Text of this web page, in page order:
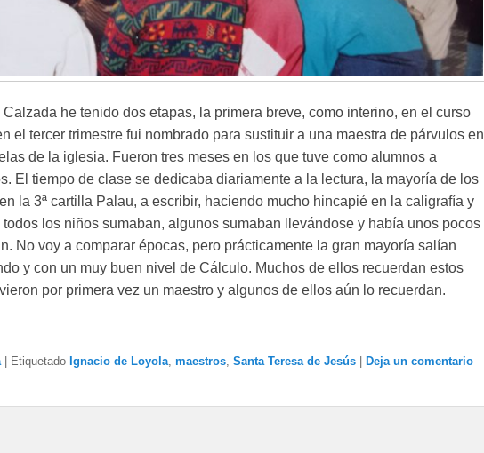
he tenido dos etapas, la primera breve, como interino, en el curso
el tercer trimestre fui nombrado para sustituir a una maestra de párvulos en
de la iglesia. Fueron tres meses en los que tuve como alumnos a
El tiempo de clase se dedicaba diariamente a la lectura, la mayoría de los
la 3ª cartilla Palau, a escribir, haciendo mucho hincapié en la caligrafía y
los niños sumaban, algunos sumaban llevándose y había unos pocos
No voy a comparar épocas, pero prácticamente la gran mayoría salían
y con un muy buen nivel de Cálculo. Muchos de ellos recuerdan estos
por primera vez un maestro y algunos de ellos aún lo recuerdan.
| Etiquetado Ignacio de Loyola maestros Santa Teresa de Jesús | Deja un comentario